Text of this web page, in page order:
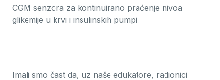
CGM senzora za kontinuirano praćenje nivoa
glikemije u krvi i insulinskih pumpi.
Imali smo čast da, uz naše edukatore, radionici